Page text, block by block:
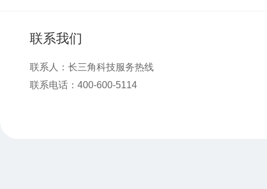
联系我们
联系人：长三角科技服务热线
联系电话：400-600-5114